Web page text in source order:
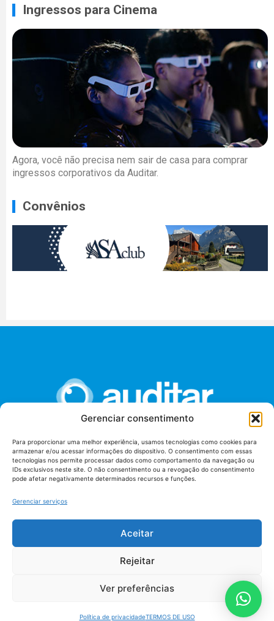
Gerenciar consentimento
Para proporcionar uma melhor experiência, usamos tecnologias como cookies para
armazenar e/ou acessar informações do dispositivo. O consentimento com essas
tecnologias nos permite processar dados como comportamento da navegação ou
IDs exclusivos neste site. O não consentimento ou a revogação do consentimento
pode afetar negativamente determinados recursos e funções.
Gerenciar serviços
Aceitar
Rejeitar
Ver preferências
Política de privacidadeTERMOS DE USO
Ingressos para Cinema
Agora, você não precisa nem sair de casa para comprar
ingressos corporativos da Auditar.
Convênios
União dos Auditores Federais de Controle Externo -
AUDITAR
Setor de Administração Federal Sul (SAF/Sul), Qd. 04, Lt. 01
Tribunal de Contas da União (TCU), Subsolo, Sala S04
Termos de uso